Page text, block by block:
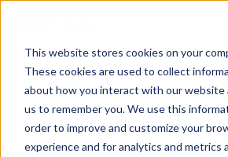
This website stores cookies on your
These cookies are used to collect
about how you interact with our website
us to remember you. We use this
order to improve and customize your
experience and for analytics and metrics